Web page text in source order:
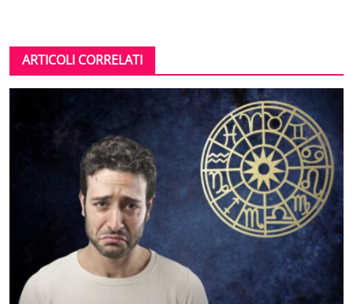
ARTICOLI CORRELATI